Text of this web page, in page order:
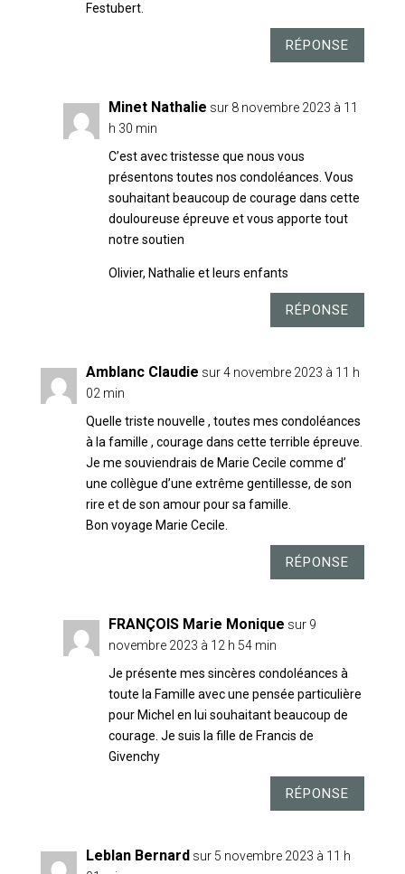
Festubert.
RÉPONSE
Minet Nathalie sur 8 novembre 2023 à 11
h 30 min
C’est avec tristesse que nous vous
présentons toutes nos condoléances. Vous
souhaitant beaucoup de courage dans cette
douloureuse épreuve et vous apporte tout
notre soutien
Olivier, Nathalie et leurs enfants
RÉPONSE
Amblanc Claudie sur 4 novembre 2023 à 11 h
02 min
Quelle triste nouvelle , toutes mes condoléances
à la famille , courage dans cette terrible épreuve.
Je me souviendrais de Marie Cecile comme d’
une collègue d’une extrême gentillesse, de son
rire et de son amour pour sa famille.
Bon voyage Marie Cecile.
RÉPONSE
FRANÇOIS Marie Monique sur 9
novembre 2023 à 12 h 54 min
Je présente mes sincères condoléances à
toute la Famille avec une pensée particulière
pour Michel en lui souhaitant beaucoup de
courage. Je suis la fille de Francis de
Givenchy
RÉPONSE
Leblan Bernard sur 5 novembre 2023 à 11 h